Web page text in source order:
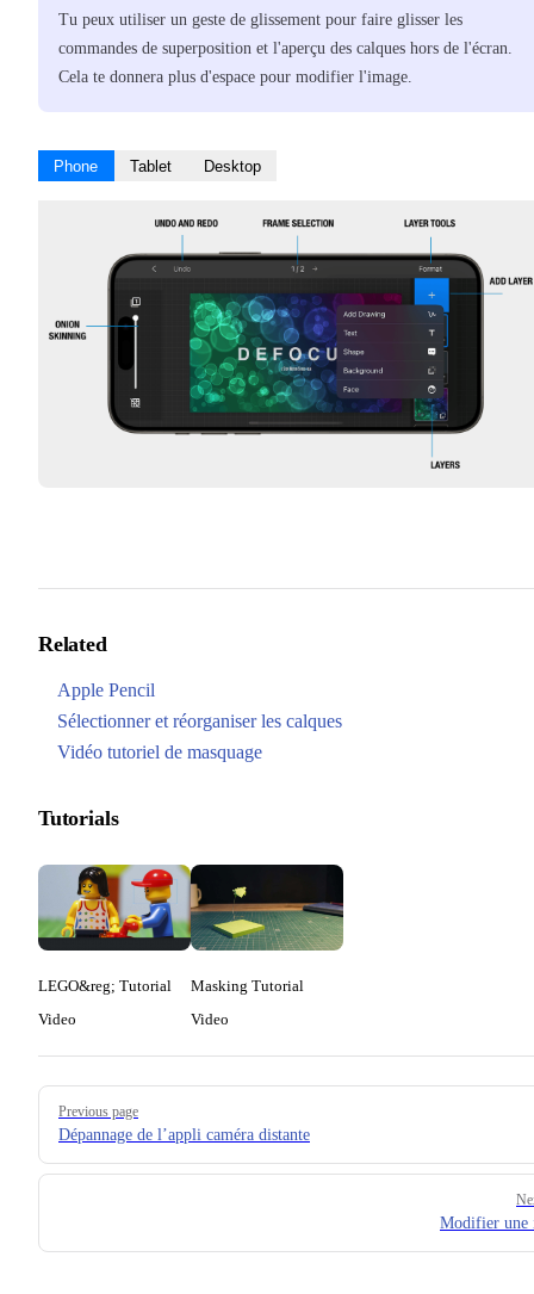
Tu peux utiliser un geste de glissement pour faire glisser les
commandes de superposition et l'aperçu des calques hors de l'écran.
Cela te donnera plus d'espace pour modifier l'image.
Phone Tablet Desktop
Related
Apple Pencil
Sélectionner et réorganiser les calques
Vidéo tutoriel de masquage
Tutorials
LEGO&reg; Tutorial
Video
Masking Tutorial
Video
Pager
Previous page
Dépannage de l’appli caméra distante
Modifier une